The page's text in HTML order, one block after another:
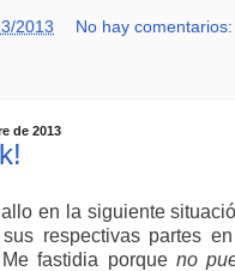
2013 No hay comentarios:
de 2013
en la siguiente
respectivas partes
fastidia porque no